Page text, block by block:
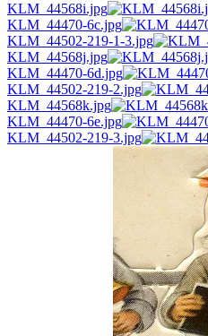
KLM_44568i.jpg
KLM_44470-6c.jpg
KLM_44502-219-1-3.jpg
KLM_44568j.jpg
KLM_44470-6d.jpg
KLM_44502-219-2.jpg
KLM_44568k.jpg
KLM_44470-6e.jpg
KLM_44502-219-3.jpg